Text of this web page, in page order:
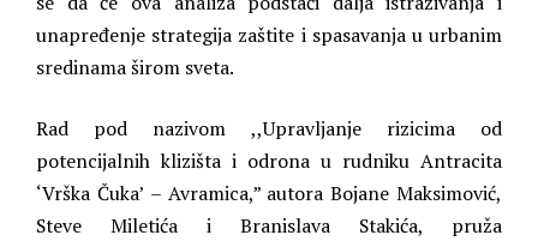
unapređenje strategija zaštite i spasavanja u urbanim
sredinama širom sveta.
Rad pod nazivom ,,Upravljanje rizicima od
potencijalnih klizišta i odrona u rudniku Antracita
‘Vrška Čuka’ – Avramica,” autora Bojane Maksimović,
Steve Miletića i Branislava Stakića, pruža